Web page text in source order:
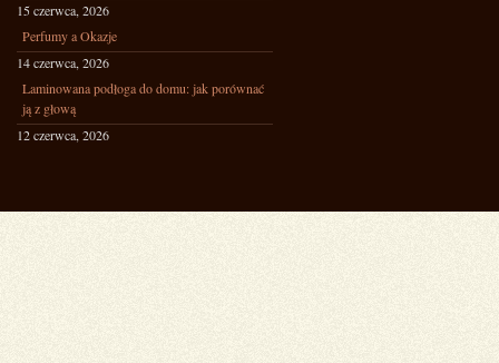
15 czerwca, 2026
Perfumy a Okazje
14 czerwca, 2026
Laminowana podłoga do domu: jak porównać
ją z głową
12 czerwca, 2026